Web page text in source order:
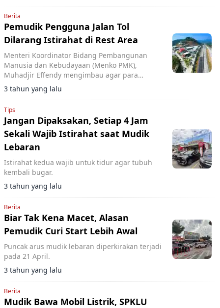
Berita
Pemudik Pengguna Jalan Tol
Dilarang Istirahat di Rest Area
Menteri Koordinator Bidang Pembangunan
Manusia dan Kebudayaan (Menko PMK),
Muhadjir Effendy mengimbau agar para
pemudik tidak berlama-lama di rest area.
3 tahun yang lalu
Tips
Jangan Dipaksakan, Setiap 4 Jam
Sekali Wajib Istirahat saat Mudik
Lebaran
Istirahat kedua wajib untuk tidur agar tubuh
kembali bugar.
3 tahun yang lalu
Berita
Biar Tak Kena Macet, Alasan
Pemudik Curi Start Lebih Awal
Puncak arus mudik lebaran diperkirakan terjadi
pada 21 April.
3 tahun yang lalu
Berita
Mudik Bawa Mobil Listrik, SPKLU